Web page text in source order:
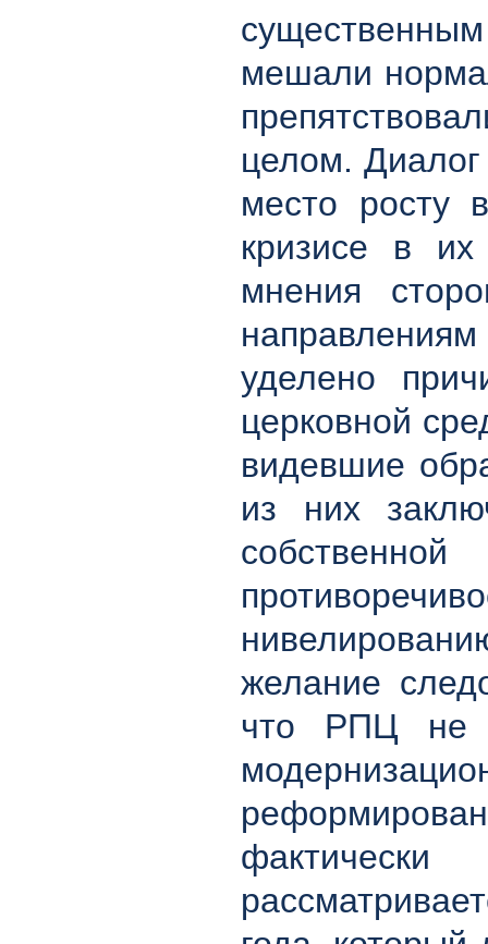
мешали
целом.
место росту
кризисе в их
мнения
уделено
церковной
видевшие
из них
желание
что РПЦ не